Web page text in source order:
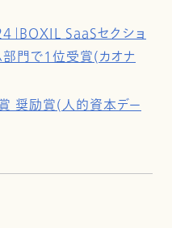
BOXIL SaaSセクショ
部門で1位受賞(カオナ
奨励賞(人的資本デー